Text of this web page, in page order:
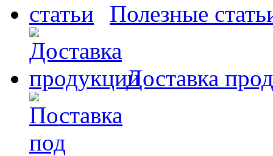
Полезные
Доставка